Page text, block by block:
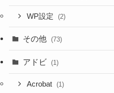
WP設定 (2)
その他 (73)
アドビ (1)
Acrobat (1)